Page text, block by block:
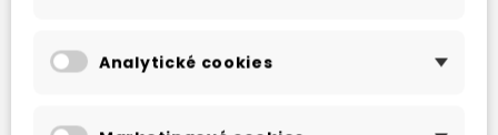
Analytické cookies